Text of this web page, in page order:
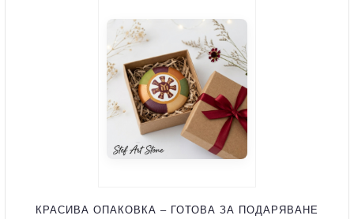
КРАСИВА ОПАКОВКА – ГОТОВА ЗА ПОДАРЯВАНЕ